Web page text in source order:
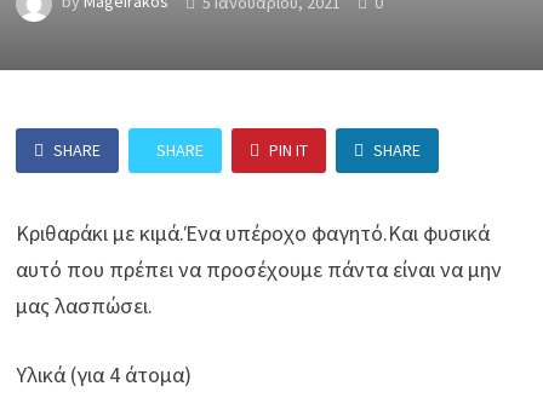
SHARE SHARE PIN IT SHARE
Κριθαράκι με κιμά.Ένα υπέροχο φαγητό.Και φυσικά
αυτό που πρέπει να προσέχουμε πάντα είναι να μην
μας λασπώσει.
Υλικά (για 4 άτομα)